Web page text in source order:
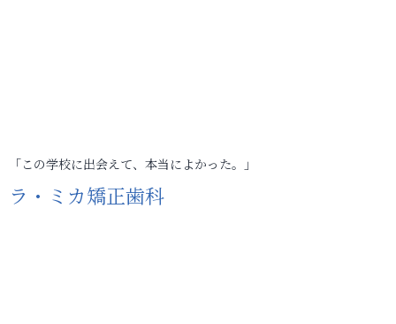
「この学校に出会えて、本当によかった。」
ラ・ミカ矯正歯科